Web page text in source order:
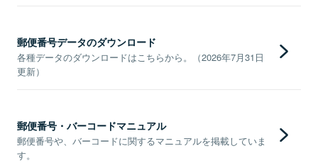
郵便番号データのダウンロード
各種データのダウンロードはこちらから。（2026年7月31日
更新）
郵便番号・バーコードマニュアル
郵便番号や、バーコードに関するマニュアルを掲載していま
す。